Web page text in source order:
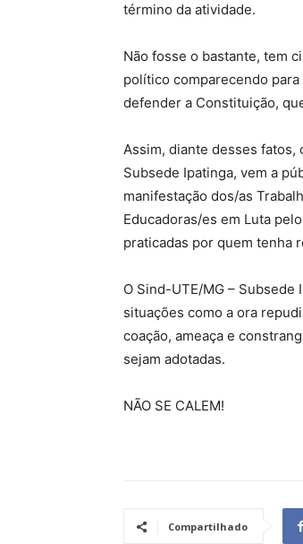
término da atividade.
Não fosse o bastante, tem
político comparecendo
defender a Constituição,
Assim, diante desses fatos,
Subsede Ipatinga, vem a
manifestação dos/as
Educadoras/es em Luta
praticadas por quem tenha
O Sind-UTE/MG –
situações como a ora
coação, ameaça e
sejam adotadas.
NÃO SE CALEM!
Compartilhado